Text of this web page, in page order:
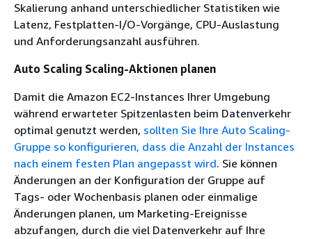
Skalierung anhand unterschiedlicher Statistiken wie
Latenz, Festplatten-I/O-Vorgänge, CPU-Auslastung
und Anforderungsanzahl ausführen.
Auto Scaling Scaling-Aktionen planen
Damit die Amazon EC2-Instances Ihrer Umgebung
während erwarteter Spitzenlasten beim Datenverkehr
optimal genutzt werden, sollten Sie Ihre Auto Scaling-
Gruppe so konfigurieren, dass die Anzahl der Instances
nach einem festen Plan angepasst wird. Sie können
Änderungen an der Konfiguration der Gruppe auf
Tags- oder Wochenbasis planen oder einmalige
Änderungen planen, um Marketing-Ereignisse
abzufangen, durch die viel Datenverkehr auf Ihre